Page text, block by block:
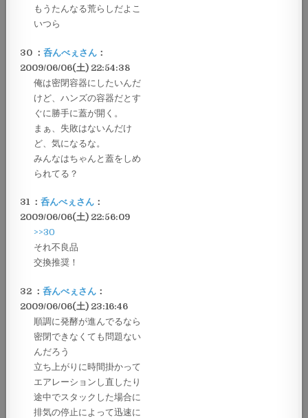
もうたんなる荒らしだよこ
いつら
30 ：呑んべぇさん ：
2009/06/06(土) 22:54:38
俺は密閉容器にしたいんだ
けど、ハンズの容器だとす
ぐに勝手に蓋が開く。
まぁ、失敗はないんだけ
ど、気になるな。
みんなはちゃんと蓋をしめ
られてる？
31 ：呑んべぇさん ：
2009/06/06(土) 22:56:09
>>30
それ不良品
交換推奨！
32 ：呑んべぇさん ：
2009/06/06(土) 23:16:46
順調に発酵が進んでるなら
密閉できなくても問題ない
んだろう
立ち上がりに時間掛かって
エアレーションし直したり
途中でスタックした場合に
排気の停止によって迅速に